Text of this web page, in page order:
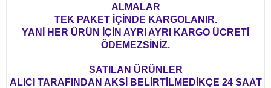
ALMALAR
TEK PAKET İÇİNDE KARGOLANIR.
YANİ HER ÜRÜN İÇİN AYRI AYRI KARGO ÜCRETİ
ÖDEMEZSİNİZ.
SATILAN ÜRÜNLER
ALICI TARAFINDAN AKSİ BELİRTİLMEDİKÇE 24 SAAT